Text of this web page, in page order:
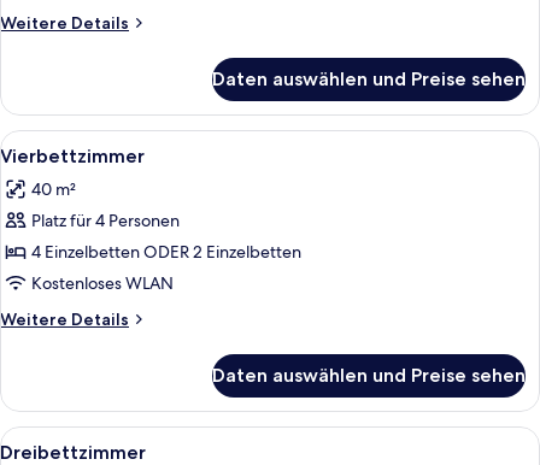
Weitere Details
Weitere
Doppelzimmer
Daten auswählen und Preise sehen
Alle
Fotos
für
Vierbettzimmer
anzeigen
Ein Hotelzimmer mit zwei Betten,
4
Vierbettzimmer
40 m²
Platz für 4 Personen
4 Einzelbetten ODER 2 Einzelbetten
Kostenloses WLAN
Weitere Details
Weitere
Daten auswählen und Preise sehen
Alle
Ein Hotelzimmer mit zwei Betten,
4
Dreibettzimmer